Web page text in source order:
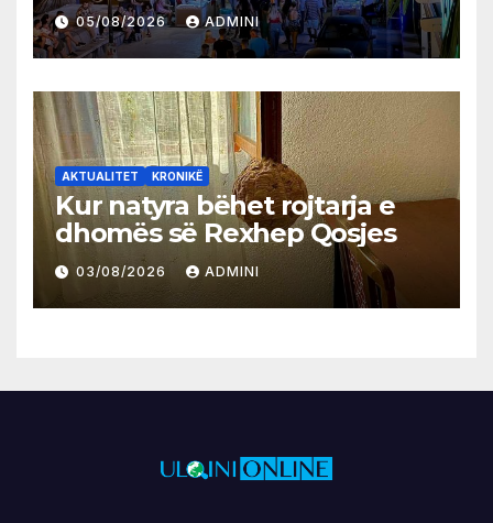
05/08/2026 ADMINI
AKTUALITET KRONIKË
Kur natyra bëhet rojtarja e
dhomës së Rexhep Qosjes
03/08/2026 ADMINI